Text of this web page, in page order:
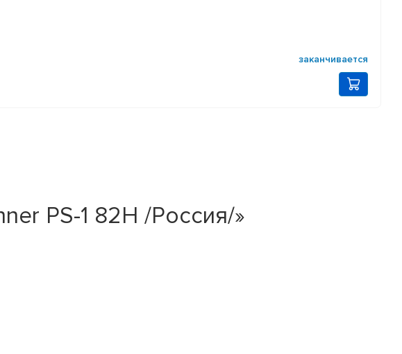
заканчивается
PS-1 82H /Россия/»